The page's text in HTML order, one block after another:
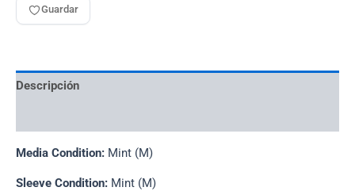
Guardar
Descripción
Media Condition: Mint (M)
Sleeve Condition: Mint (M)